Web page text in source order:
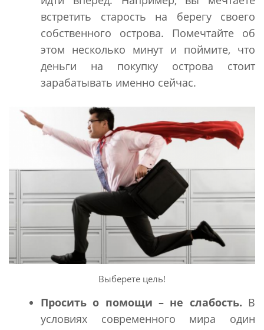
встретить старость на берегу своего
собственного острова. Помечтайте об
этом несколько минут и поймите, что
деньги на покупку острова стоит
зарабатывать именно сейчас.
Выберете цель!
Просить о помощи – не слабость. В
условиях современного мира один